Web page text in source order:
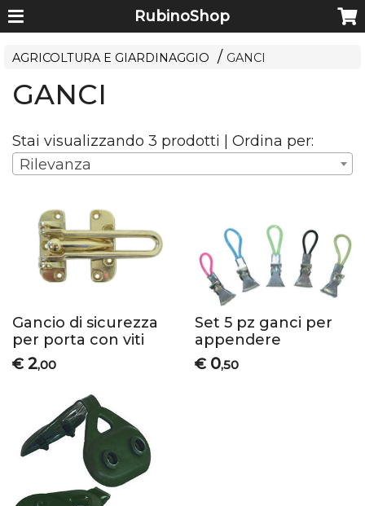
RubinoShop
AGRICOLTURA E GIARDINAGGIO GANCI
GANCI
Stai visualizzando 3 prodotti | Ordina per:
Rilevanza
Gancio di sicurezza
per porta con viti
€ 2,00
Set 5 pz ganci per
appendere
€ 0,50